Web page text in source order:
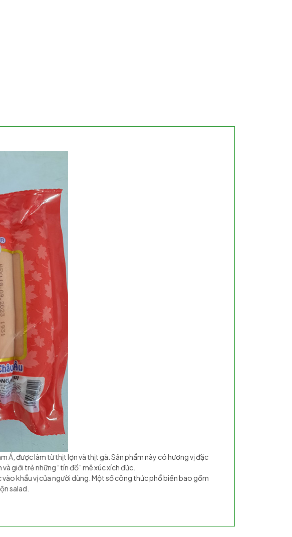
Á, được làm từ thịt lợn và thịt gà. Sản phẩm này có hương vị đặc
giới trẻ những “tín đồ” mê xúc xích đức.
khẩu vị của người dùng. Một số công thức phổ biến bao gồm
salad.